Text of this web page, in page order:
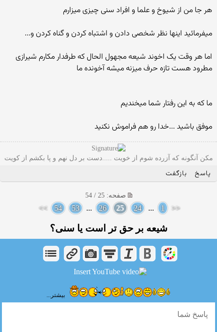
هر جا من از شیوخ و علما و افراد سنی چیزی میزارم
میفرمائید اینها نظر شخصی دادن و اشتباه کردن و گناه کردن و...
اما هر وقت یک اخوند شیعه مجهول الحال که طرفدار مکارم شیرازی
مطرود هست تازه حرف میزنه میشه آخونده ما
ما که به این رفتار شما میخندیم
موفق باشید ...خدا رو هم فراموش نکنید
مکن آنگونه که آزرده شوم از خویت .....دست بر دل نهم و پا بکشم از کویت
پاسخ بازگفت
صفحه: 25 / 54
<<
1
...
24
25
26
...
53
54
>>
شیعه بر حق تر است یا سنی؟
بیشتر...